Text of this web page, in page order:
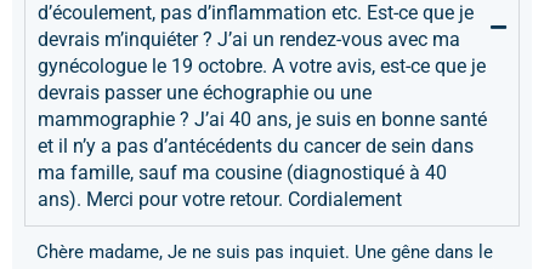
d’écoulement, pas d’inflammation etc. Est-ce que je
devrais m’inquiéter ? J’ai un rendez-vous avec ma
gynécologue le 19 octobre. A votre avis, est-ce que je
devrais passer une échographie ou une
mammographie ? J’ai 40 ans, je suis en bonne santé
et il n’y a pas d’antécédents du cancer de sein dans
ma famille, sauf ma cousine (diagnostiqué à 40
ans). Merci pour votre retour. Cordialement
Chère madame, Je ne suis pas inquiet. Une gêne dans le